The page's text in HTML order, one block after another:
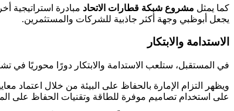
كما يمثل مشروع شبكة قطارات الاتحاد مبادرة استراتيجية
يجعل أبوظبي وجهة أكثر جاذبية للشركات والمستثمرين.
الاستدامة والابتكار
في المستقبل، ستلعب الاستدامة والابتكار دورًا محوريًا في
ويظهر التزام الإمارة بالحفاظ على البيئة من خلال اعتماد
على استخدام تصاميم موفرة للطاقة وتقنيات الحفاظ على